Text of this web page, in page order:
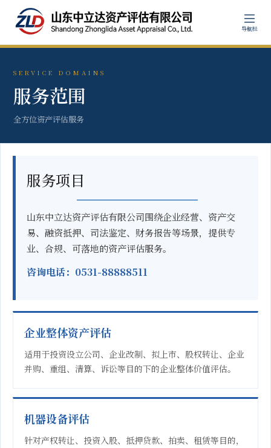
导航栏
SERVICE DOMAINS
服务范围
全方位资产评估服务
服务项目
山东中立达资产评估有限公司围绕企业经营、资产交
易、融资抵押、司法鉴定、财务报告等场景，提供专
业、合规、可落地的资产评估服务。
咨询电话：0531-88888511
企业整体资产评估
适用于投资设立公司、企业改制、拟上市、股权转让、企业
并购、重组、清算、诉讼等目的下的企业整体价值评估。
机器设备评估
针对产权转让、投资入股、抵押贷款、拍卖、租赁等目的，